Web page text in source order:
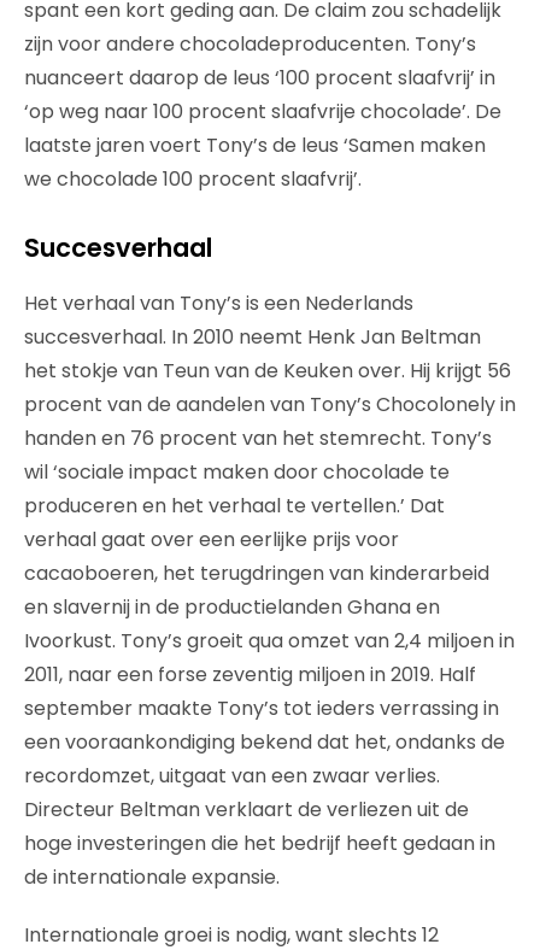
spant een kort geding aan. De claim zou schadelijk
zijn voor andere chocoladeproducenten. Tony’s
nuanceert daarop de leus ‘100 procent slaafvrij’ in
‘op weg naar 100 procent slaafvrije chocolade’. De
laatste jaren voert Tony’s de leus ‘Samen maken
we chocolade 100 procent slaafvrij’.
Succesverhaal
Het verhaal van Tony’s is een Nederlands
succesverhaal. In 2010 neemt Henk Jan Beltman
het stokje van Teun van de Keuken over. Hij krijgt 56
procent van de aandelen van Tony’s Chocolonely in
handen en 76 procent van het stemrecht. Tony’s
wil ‘sociale impact maken door chocolade te
produceren en het verhaal te vertellen.’ Dat
verhaal gaat over een eerlijke prijs voor
cacaoboeren, het terugdringen van kinderarbeid
en slavernij in de productielanden Ghana en
Ivoorkust. Tony’s groeit qua omzet van 2,4 miljoen in
2011, naar een forse zeventig miljoen in 2019. Half
september maakte Tony’s tot ieders verrassing in
een vooraankondiging bekend dat het, ondanks de
recordomzet, uitgaat van een zwaar verlies.
Directeur Beltman verklaart de verliezen uit de
hoge investeringen die het bedrijf heeft gedaan in
de internationale expansie.
Internationale groei is nodig, want slechts 12